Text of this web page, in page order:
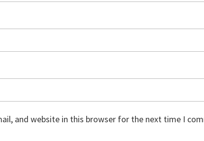
and website in this browser for the next time I